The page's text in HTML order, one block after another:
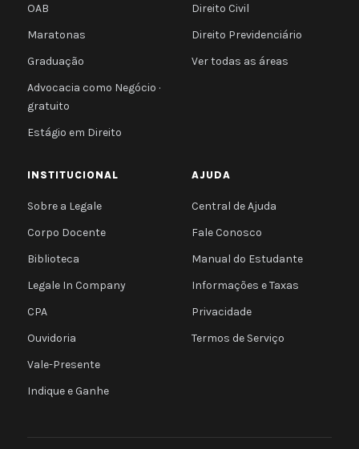
OAB
Maratonas
Graduação
Advocacia como Negócio ·
gratuito
Estágio em Direito
Direito Civil
Direito Previdenciário
Ver todas as áreas
INSTITUCIONAL
Sobre a Legale
Corpo Docente
Biblioteca
Legale In Company
CPA
Ouvidoria
Vale-Presente
Indique e Ganhe
AJUDA
Central de Ajuda
Fale Conosco
Manual do Estudante
Informações e Taxas
Privacidade
Termos de Serviço